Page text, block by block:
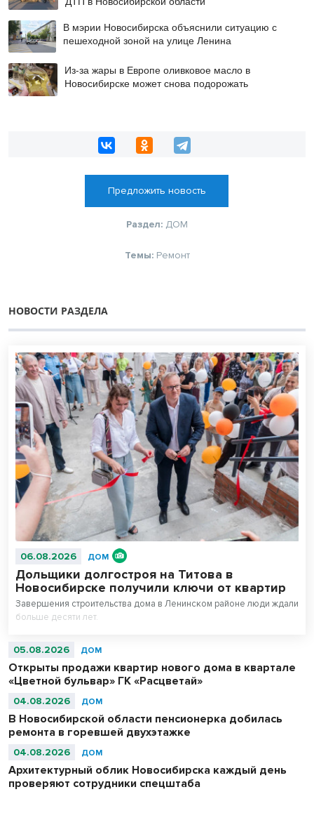
В мэрии Новосибирска объяснили ситуацию с
пешеходной зоной на улице Ленина
Из-за жары в Европе оливковое масло в
Новосибирске может снова подорожать
Предложить новость
Раздел: ДОМ
Темы: Ремонт
НОВОСТИ РАЗДЕЛА
06.08.2026 ДОМ
Дольщики долгостроя на Титова в
Новосибирске получили ключи от квартир
Завершения строительства дома в Ленинском районе люди ждали
больше десяти лет.
05.08.2026 ДОМ
Открыты продажи квартир нового дома в квартале
«Цветной бульвар» ГК «Расцветай»
04.08.2026 ДОМ
В Новосибирской области пенсионерка добилась
ремонта в горевшей двухэтажке
04.08.2026 ДОМ
Архитектурный облик Новосибирска каждый день
проверяют сотрудники спецштаба